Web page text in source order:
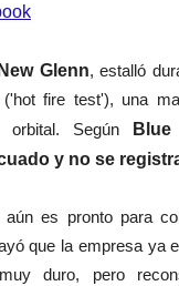
New Glenn, estalló
('hot fire test'), una
orbital. Según Blue
y no se
aún es pronto para
que la empresa ya
duro, pero